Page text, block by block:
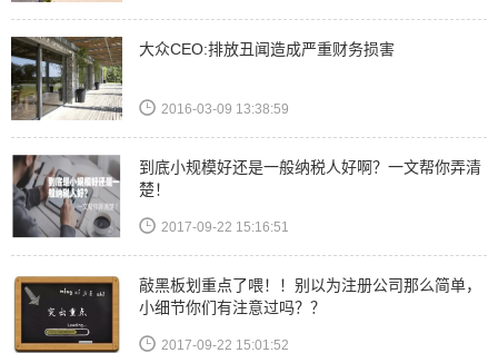
大众CEO:排放丑闻造成严重财务损害
2016-03-09 13:38:59
到底小规模好还是一般纳税人好啊？一文帮你弄清
楚！
2017-09-22 15:16:51
敲黑板划重点了喂！！别以为注册公司那么简单，
小细节你们有注意过吗？？
2017-09-22 15:01:52